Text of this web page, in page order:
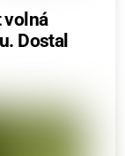
volná
Dostal